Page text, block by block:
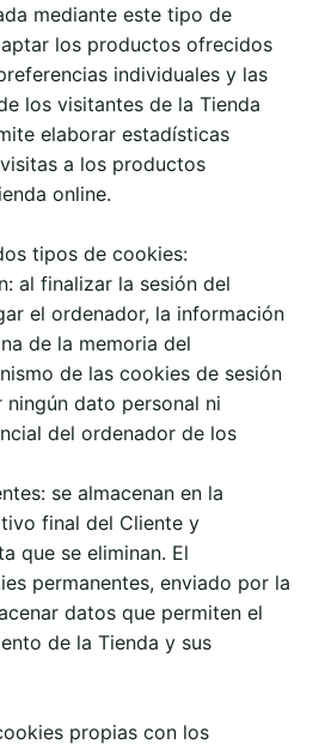
mediante este tipo de
los productos ofrecidos
individuales y las
los visitantes de la Tienda
elaborar estadísticas
a los productos
online.
tipos de cookies:
al finalizar la sesión del
el ordenador, la información
de la memoria del
de las cookies de sesión
dato personal ni
del ordenador de los
se almacenan en la
final del Cliente y
que se eliminan. El
permanentes, enviado por la
datos que permiten el
de la Tienda y sus
propias con los